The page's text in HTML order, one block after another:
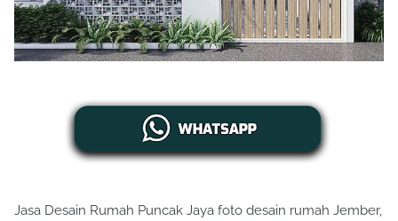
Jasa Desain Rumah Puncak Jaya foto desain rumah Jember,